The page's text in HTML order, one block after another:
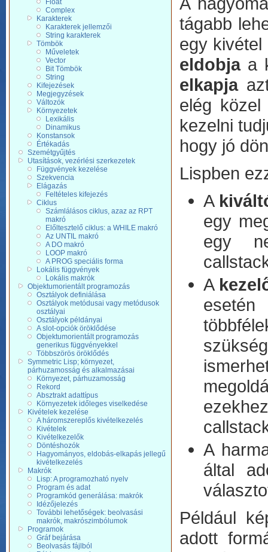
Float
Complex
Karakterek
Karakterek jellemzői
String karakterek
Tömbök
Műveletek
Vector
Bit Tömbök
String
Kifejezések
Megjegyzések
Változók
Környezetek
Lexikális
Dinamikus
Konstansok
Értékadás
Szemétgyűjtés
Utasítások, vezérlési szerkezetek
Függvények kezelése
Szekvencia
Elágazás
Feltételes kifejezés
Ciklus
Számlálásos ciklus, azaz az RPT
makró
Előltesztelő ciklus: a WHILE makró
Az UNTIL makró
A DO makró
LOOP makró
A PROG speciális forma
Lokális függvények
Lokális makrók
Objektumorientált programozás
Osztályok definiálása
Osztályok metódusai vagy metódusok
osztályai
Osztályok példányai
A slot-opciók öröklődése
Objektumorientált programozás
generikus függvényekkel
Többszörös öröklődés
Symmetric Lisp; környezet,
párhuzamosság és alkalmazásai
Környezet, párhuzamosság
Rekord
Absztrakt adattípus
Környezetek időleges viselkedése
Kivételek kezelése
A háromszereplős kivételkezelés
Kivételek
Kivételkezelők
Döntéshozók
Hagyományos, eldobás-elkapás jellegű
kivételkezelés
Makrók
Lisp: A programozható nyelv
Program és adat
Programkód generálása: makrók
Idézőjelezés
További lehetőségek: beolvasási
makrók, makrószimbólumok
Programok
Gráf bejárása
Beolvasás fájlból
tágabb
egy
eldobjaa
elkapja
elég közel
kezelni
hogy jó
Lispben
A
egy
egy
A
A
által
Például
adott